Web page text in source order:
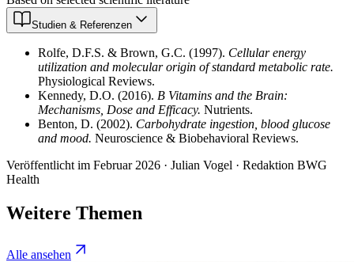
Studien & Referenzen
Rolfe, D.F.S. & Brown, G.C. (1997). Cellular energy
utilization and molecular origin of standard metabolic rate.
Physiological Reviews.
Kennedy, D.O. (2016). B Vitamins and the Brain:
Mechanisms, Dose and Efficacy. Nutrients.
Benton, D. (2002). Carbohydrate ingestion, blood glucose
and mood. Neuroscience & Biobehavioral Reviews.
Veröffentlicht im Februar 2026 · Julian Vogel · Redaktion BWG
Health
Weitere Themen
Alle ansehen